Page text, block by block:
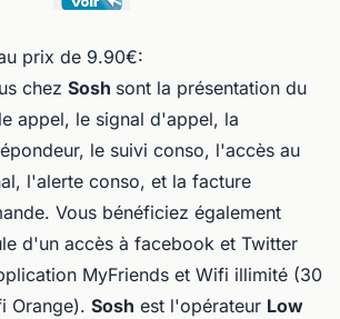
prix de 9.90€:
chez Sosh sont la présentation du
appel, le signal d'appel, la
le suivi conso, l'accès au
l'alerte conso, et la facture
Vous bénéficiez également
d'un accès à facebook et Twitter
MyFriends et Wifi illimité (30
Orange). Sosh est l'opérateur Low